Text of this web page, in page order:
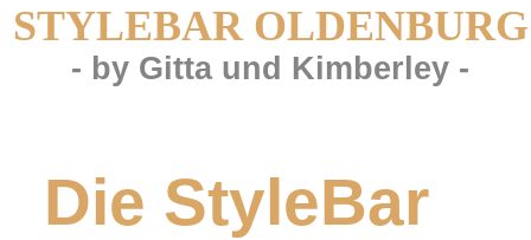
STYLEBAR OLDENBURG
- by Gitta und Kimberley -
Die StyleBar